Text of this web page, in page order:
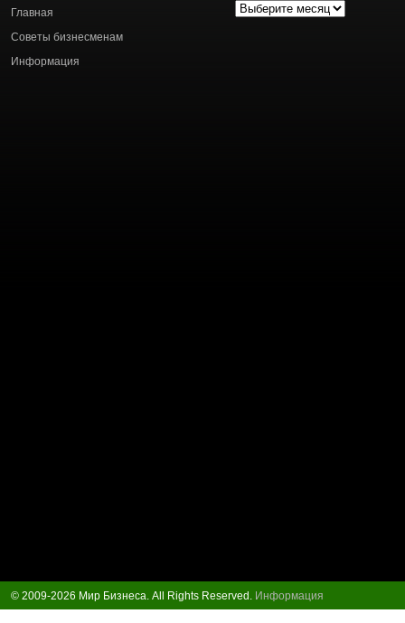
Главная
Советы бизнесменам
Информация
Архив
© 2009-2026 Мир Бизнеса. All Rights Reserved. Информация